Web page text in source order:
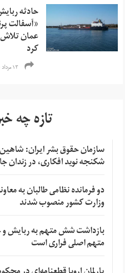
حادثه
«آسفالت
عمان تلاش
کرد
۱۳ مرداد ۱۴۰۰
تازه چه
سازمان حقوق بشر ایران:
شکنجه نوید افکاری، در زندان
دو فرمانده نظامی طالبان به
وزارت کشور منصوب شدند
بازداشت شش متهم به ربایش
متهم اصلی فراری است